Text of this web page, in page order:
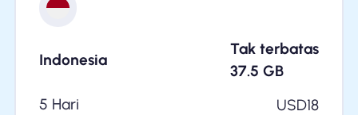
Indonesia
Tak terbatas
37.5 GB
5 Hari
USD18